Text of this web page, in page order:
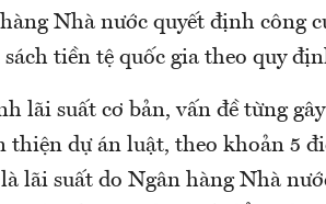
Nhà nước quyết định công
tiền tệ quốc gia theo quy
lãi suất cơ bản, vấn đề từng
thiện dự án luật, theo khoản 5
lãi suất do Ngân hàng Nhà